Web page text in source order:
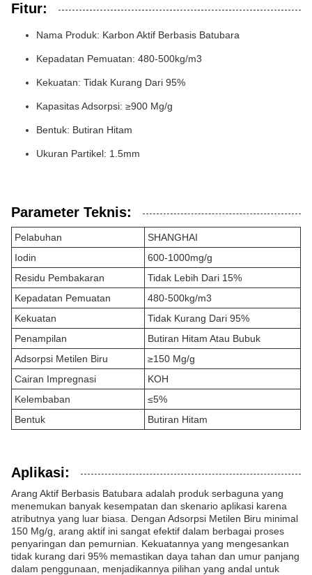
Fitur:
Nama Produk: Karbon Aktif Berbasis Batubara
Kepadatan Pemuatan: 480-500kg/m3
Kekuatan: Tidak Kurang Dari 95%
Kapasitas Adsorpsi: ≥900 Mg/g
Bentuk: Butiran Hitam
Ukuran Partikel: 1.5mm
Parameter Teknis:
Pelabuhan
SHANGHAI
Iodin
600-1000mg/g
Residu Pembakaran
Tidak Lebih Dari 15%
Kepadatan Pemuatan
480-500kg/m3
Kekuatan
Tidak Kurang Dari 95%
Penampilan
Butiran Hitam Atau Bubuk
Adsorpsi Metilen Biru
≥150 Mg/g
Cairan Impregnasi
KOH
Kelembaban
≤5%
Bentuk
Butiran Hitam
Aplikasi:
Arang Aktif Berbasis Batubara adalah produk serbaguna yang
menemukan banyak kesempatan dan skenario aplikasi karena
atributnya yang luar biasa. Dengan Adsorpsi Metilen Biru minimal
150 Mg/g, arang aktif ini sangat efektif dalam berbagai proses
penyaringan dan pemurnian. Kekuatannya yang mengesankan
tidak kurang dari 95% memastikan daya tahan dan umur panjang
dalam penggunaan, menjadikannya pilihan yang andal untuk